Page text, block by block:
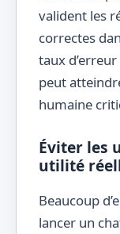
valident les
correctes
taux
peut
humaine
Éviter les
utilité
Beaucoup
lancer un